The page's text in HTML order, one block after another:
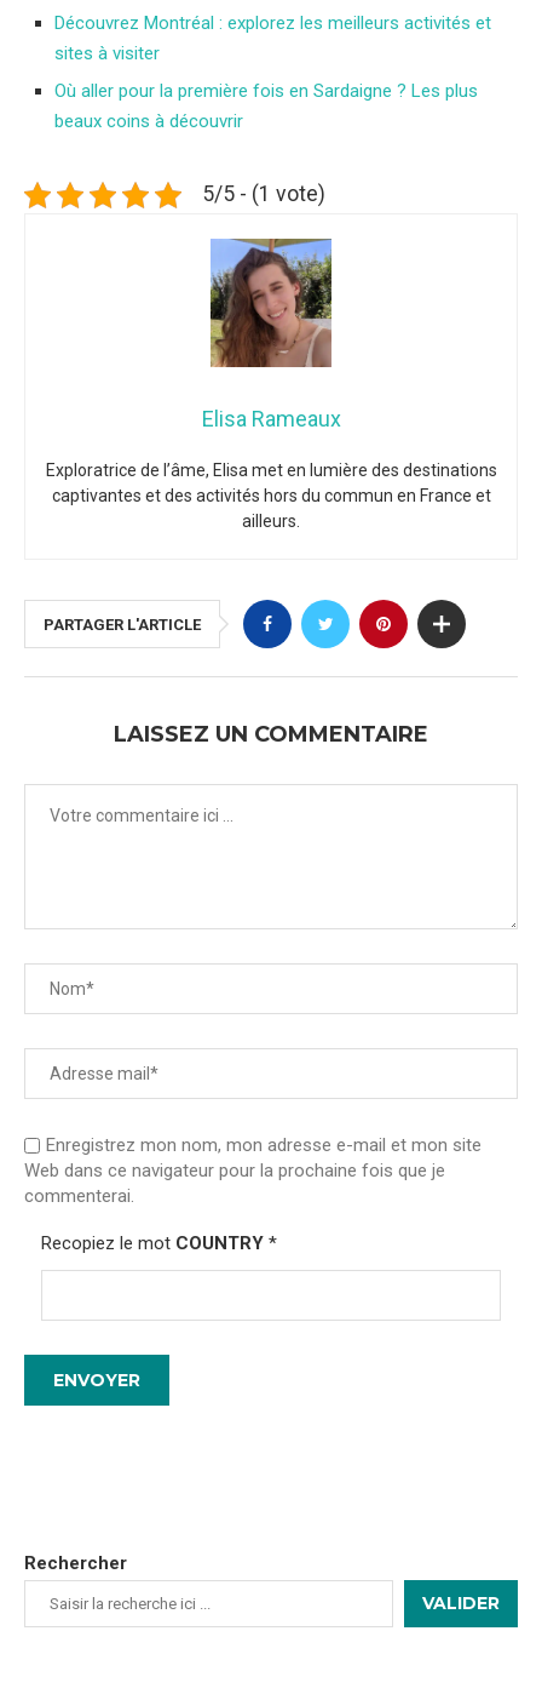
Découvrez Montréal : explorez les meilleurs activités et
sites à visiter
Où aller pour la première fois en Sardaigne ? Les plus
beaux coins à découvrir
5/5 - (1 vote)
Elisa Rameaux
Exploratrice de l’âme, Elisa met en lumière des destinations
captivantes et des activités hors du commun en France et
ailleurs.
PARTAGER L'ARTICLE
LAISSEZ UN COMMENTAIRE
Enregistrez mon nom, mon adresse e-mail et mon site
Web dans ce navigateur pour la prochaine fois que je
commenterai.
Recopiez le mot COUNTRY *
Rechercher
VALIDER